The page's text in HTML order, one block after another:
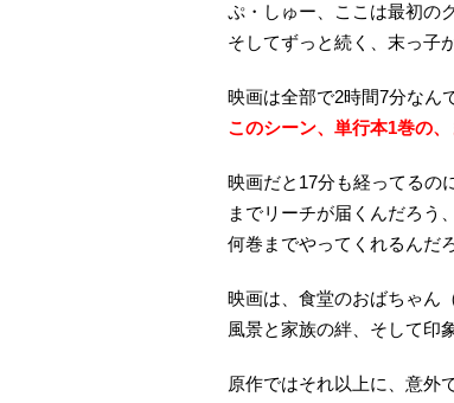
ぷ・しゅー、ここは最初の
そしてずっと続く、末っ子
映画は全部で2時間7分なん
このシーン、単行本1巻の
映画だと17分も経ってるの
までリーチが届くんだろう
何巻までやってくれるんだ
映画は、食堂のおばちゃん
風景と家族の絆、そして印
原作ではそれ以上に、意外